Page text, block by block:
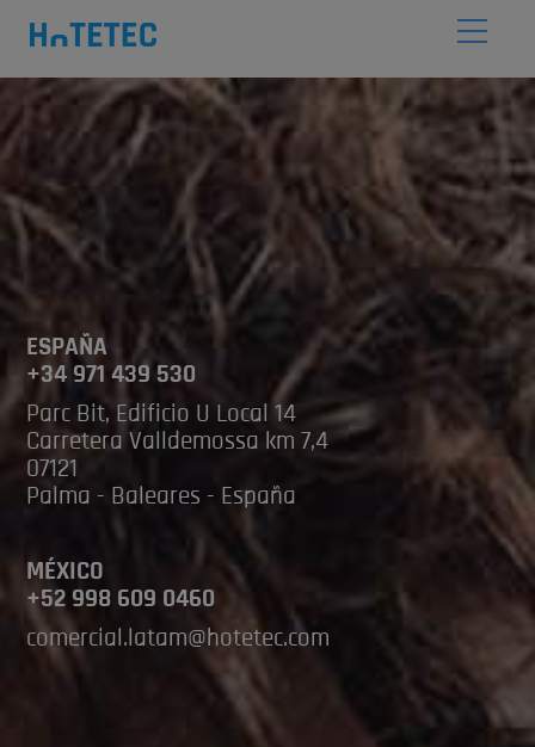
ESPAÑA
+34 971 439 530
Parc Bit, Edificio U Local 14
Carretera Valldemossa km 7,4
07121
Palma - Baleares - España
MÉXICO
+52 998 609 0460
comercial.latam@hotetec.com